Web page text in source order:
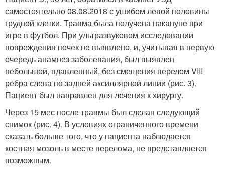
самостоятельно 08.08.2018 с ушибом левой половины
грудной клетки. Травма была получена накануне при
игре в футбол. При ультразвуковом исследовании
повреждения почек не выявлено, и, учитывая в первую
очередь анамнез заболевания, был выявлен
небольшой, вдавленный, без смещения перелом VIII
ребра слева по задней аксиллярной линии (рис. 3).
Пациент был направлен для лечения к хирургу.
Через 15 мес после травмы был сделан следующий
снимок (рис. 4). В условиях ограниченного времени
сказать больше того, что у пациента наблюдается
костная мозоль в месте перелома, не представляется
возможным.